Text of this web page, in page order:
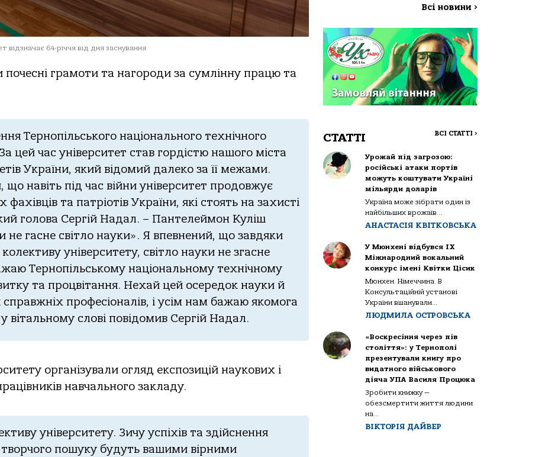
відзначає 64-річчя від дня заснування
грамоти та нагороди за сумлінну працю та
Тернопільського національного технічного
цей час університет став гордістю нашого міста
України, який відомий далеко за її межами.
навіть під час війни університет продовжує
та патріотів України, які стоять на захисті
голова Сергій Надал. – Пантелеймон Куліш
не гасне світло науки». Я впевнений, що завдяки
університету, світло науки не згасне
Тернопільському національному технічному
та процвітання. Нехай цей осередок науки й
справжніх професіоналів, і усім нам бажаю якомога
слові повідомив Сергій Надал.
організували огляд експозицій наукових і
навчального закладу.
університету. Зичу успіхів та здійснення
пошуку будуть вашими вірними
Всі новини >
СТАТТІ ВСІ СТАТТІ >
Урожай під загрозою:
російські атаки портів
можуть коштувати Україні
мільярди доларів
Україна може зібрати один із
найбільших врожаїв...
АНАСТАСІЯ КВІТКОВСЬКА
У Мюнхені відбувся IX
Міжнародний вокальний
конкурс імені Квітки Цісик
Мюнхен. Німеччина. В
Консультаційній установі
України вшанували...
ЛЮДМИЛА ОСТРОВСЬКА
«Воскресіння через пів
століття»: у Тернополі
презентували книгу про
видатного військового
діяча УПА Василя Процюка
Зробити книжку —
обезсмертити життя людини
на...
ВІКТОРІЯ ДАЙВЕР